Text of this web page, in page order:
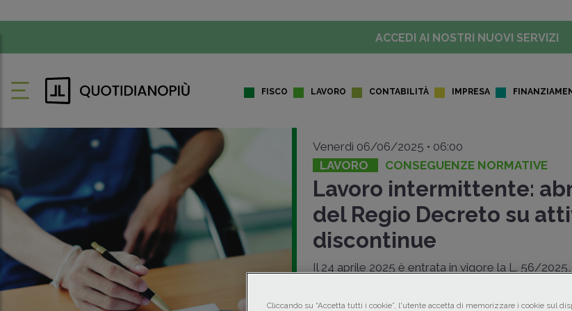
ACCEDI AI NOSTRI NUOVI SERVIZI
FISCO LAVORO CONTABILITÀ IMPRESA
Venerdì 06/06/2025 • 06:00
LAVORO
CONSEGUENZE NORMATIVE
Lavoro intermittente:
del Regio Decreto su
discontinue
Il 24 aprile 2025 è entrata in vigore la L. 56/
tuttavia, figurava anche il famosoRegio
Cliccando su “Accetta tutti i cookie”, l'utente accetta di memorizzare i cookie sul